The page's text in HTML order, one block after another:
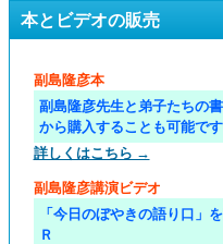
本とビデオの販売
副島隆彦本
副島隆彦先生と弟子たちの
から購入することも可能です
詳しくはこちら →
副島隆彦講演ビデオ
「今日のぼやきの語り口」
Ｒ